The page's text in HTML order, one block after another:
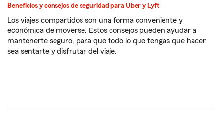
Beneficios y consejos de seguridad para Uber y Lyft
Los viajes compartidos son una forma conveniente y
económica de moverse. Estos consejos pueden ayudar a
mantenerte seguro, para que todo lo que tengas que hacer
sea sentarte y disfrutar del viaje.